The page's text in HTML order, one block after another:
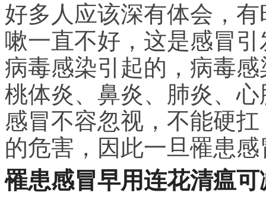
好多人应该深有体会，
嗽一直不好，这是感冒
病毒感染引起的，病毒
桃体炎、鼻炎、肺炎、
感冒不容忽视，不能硬
的危害，因此一旦罹患
罹患感冒早用连花清瘟